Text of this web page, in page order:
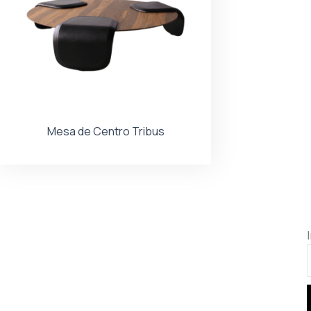
Mesa de Centro Tribus